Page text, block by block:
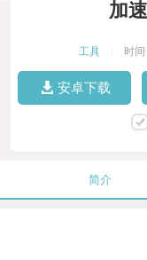
加
工具 时
安卓下载
简介